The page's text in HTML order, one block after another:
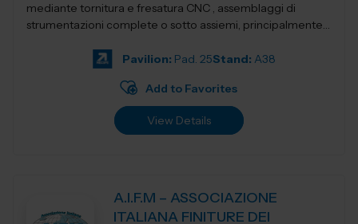
mediante tornitura e fresatura CNC , assemblaggi di
strumentazioni complete o sotto assiemi, principalmente
Pavilion: Pad. 25Stand: A38
Add to Favorites
View Details
A.I.F.M – ASSOCIAZIONE
ITALIANA FINITURE DEI